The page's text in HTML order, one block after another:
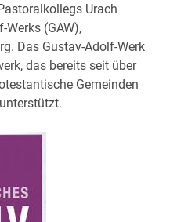
Urach
(GAW),
Das Gustav-Adolf-Werk
das bereits seit über
Gemeinden